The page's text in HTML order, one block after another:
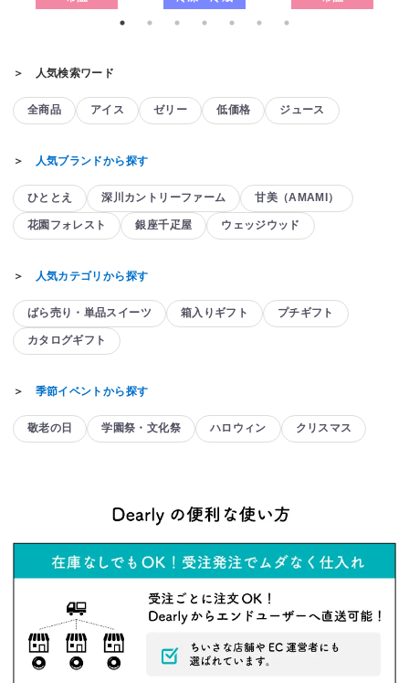
＞ 人気検索ワード
全商品 アイス ゼリー 低価格 ジュース
＞ 人気ブランドから探す
ひととえ 深川カントリーファーム 甘美（AMAMI）
花園フォレスト 銀座千疋屋 ウェッジウッド
＞ 人気カテゴリから探す
ばら売り・単品スイーツ 箱入りギフト プチギフト
カタログギフト
＞ 季節イベントから探す
敬老の日 学園祭・文化祭 ハロウィン クリスマス